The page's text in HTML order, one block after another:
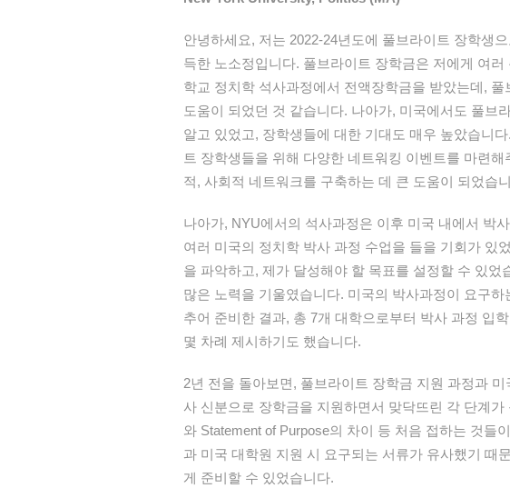
안녕하세요, 저는 2022-24년도에 풀브라이트 장학생
득한 노소정입니다. 풀브라이트 장학금은 저에게 여러
학교 정치학 석사과정에서 전액장학금을 받았는데,
도움이 되었던 것 같습니다. 나아가, 미국에서도 풀브
알고 있었고, 장학생들에 대한 기대도 매우 높았습니다.
트 장학생들을 위해 다양한 네트워킹 이벤트를 마련해
적, 사회적 네트워크를 구축하는 데 큰 도움이 되었습
나아가, NYU에서의 석사과정은 이후 미국 내에서 박사
여러 미국의 정치학 박사 과정 수업을 들을 기회가 있
을 파악하고, 제가 달성해야 할 목표를 설정할 수 있
많은 노력을 기울였습니다. 미국의 박사과정이 요구
추어 준비한 결과, 총 7개 대학으로부터 박사 과정 입
몇 차례 제시하기도 했습니다.
2년 전을 돌아보면, 풀브라이트 장학금 지원 과정과 미
사 신분으로 장학금을 지원하면서 맞닥뜨린 각 단계가
와Statement of Purpose의 차이 등 처음 접하는 것들이
과 미국 대학원 지원 시 요구되는 서류가 유사했기 때
게 준비할 수 있었습니다.